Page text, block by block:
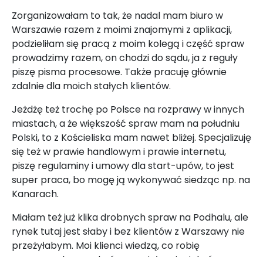
Zorganizowałam to tak, że nadal mam biuro w
Warszawie razem z moimi znajomymi z aplikacji,
podzieliłam się pracą z moim kolegą i część spraw
prowadzimy razem, on chodzi do sądu, ja z reguły
piszę pisma procesowe. Także pracuję głównie
zdalnie dla moich stałych klientów.
Jeżdżę też trochę po Polsce na rozprawy w innych
miastach, a że większość spraw mam na południu
Polski, to z Kościeliska mam nawet bliżej. Specjalizuję
się też w prawie handlowym i prawie internetu,
piszę regulaminy i umowy dla start-upów, to jest
super praca, bo mogę ją wykonywać siedząc np. na
Kanarach.
Miałam też już klika drobnych spraw na Podhalu, ale
rynek tutaj jest słaby i bez klientów z Warszawy nie
przeżyłabym. Moi klienci wiedzą, co robię